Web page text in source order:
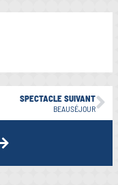
SPECTACLE SUIVANT
BEAUSÉJOUR